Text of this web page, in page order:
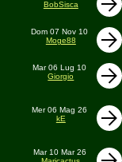
BobSisca
Dom 07 Nov 10
Moge88
Mar 06 Lug 10
Giorgio
Mer 06 Mag 26
kE
Mar 10 Mar 26